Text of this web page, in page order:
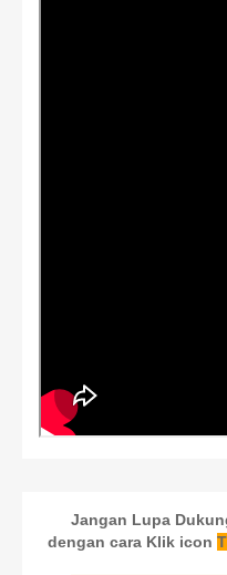
Jangan Lupa
dengan cara Klik icon